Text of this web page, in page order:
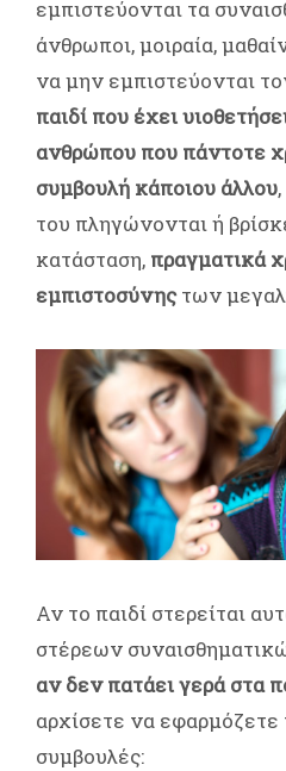
εμπιστεύονται τα
άνθρωποι, μοιραία,
να μην εμπιστεύονται
παιδί που έχει
ανθρώπου που πάντοτε
συμβουλή κάποιου άλλου
του πληγώνονται ή
κατάσταση, πραγματικά
εμπιστοσύνηςτων
Αν το παιδί στερείται
στέρεων
αν δεν πατάει γερά στα
αρχίσετε να εφαρμόζετε
συμβουλές: